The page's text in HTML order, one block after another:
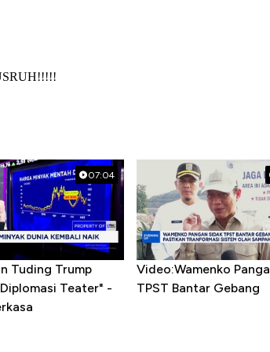
07:04
Tuding Trump
Teater" -
Video:Wamenko
TPST Bantar Gebang